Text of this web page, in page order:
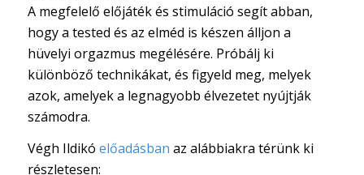
A megfelelő előjáték és stimuláció segít abban,
hogy a tested és az elméd is készen álljon a
hüvelyi orgazmus megélésére. Próbálj ki
különböző technikákat, és figyeld meg, melyek
azok, amelyek a legnagyobb élvezetet nyújtják
számodra.
Végh Ildikó előadásban az alábbiakra térünk ki
részletesen: